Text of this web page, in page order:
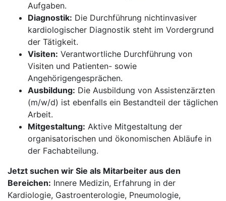
Aufgaben.
Diagnostik: Die Durchführung nichtinvasiver
kardiologischer Diagnostik steht im Vordergrund
der Tätigkeit.
Visiten: Verantwortliche Durchführung von
Visiten und Patienten- sowie
Angehörigengesprächen.
Ausbildung: Die Ausbildung von Assistenzärzten
(m/w/d) ist ebenfalls ein Bestandteil der täglichen
Arbeit.
Mitgestaltung: Aktive Mitgestaltung der
organisatorischen und ökonomischen Abläufe in
der Fachabteilung.
Jetzt suchen wir Sie als Mitarbeiter aus den
Bereichen: Innere Medizin, Erfahrung in der
Kardiologie, Gastroenterologie, Pneumologie,